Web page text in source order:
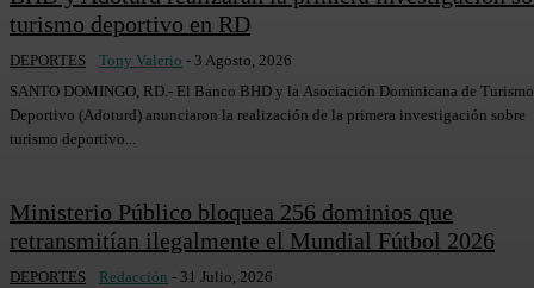
turismo deportivo en RD
DEPORTES Tony Valerio - 3 Agosto, 2026
SANTO DOMINGO, RD.- El Banco BHD y la Asociación Dominicana de Turismo
Deportivo (Adoturd) anunciaron la realización de la primera investigación sobre
turismo deportivo...
Ministerio Público bloquea 256 dominios que
retransmitían ilegalmente el Mundial Fútbol 2026
DEPORTES Redacción - 31 Julio, 2026